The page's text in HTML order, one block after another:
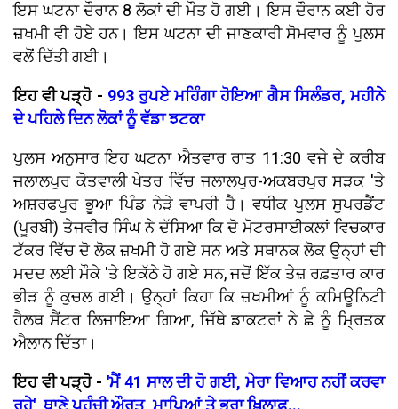
ਇਸ ਘਟਨਾ ਦੌਰਾਨ 8 ਲੋਕਾਂ ਦੀ ਮੌਤ ਹੋ ਗਈ। ਇਸ ਦੌਰਾਨ ਕਈ ਹੋਰ
ਜ਼ਖਮੀ ਵੀ ਹੋਏ ਹਨ। ਇਸ ਘਟਨਾ ਦੀ ਜਾਣਕਾਰੀ ਸੋਮਵਾਰ ਨੂੰ ਪੁਲਸ
ਵਲੋਂ ਦਿੱਤੀ ਗਈ।
ਇਹ ਵੀ ਪੜ੍ਹੋ - 993 ਰੁਪਏ ਮਹਿੰਗਾ ਹੋਇਆ ਗੈਸ ਸਿਲੰਡਰ, ਮਹੀਨੇ
ਦੇ ਪਹਿਲੇ ਦਿਨ ਲੋਕਾਂ ਨੂੰ ਵੱਡਾ ਝਟਕਾ
ਪੁਲਸ ਅਨੁਸਾਰ ਇਹ ਘਟਨਾ ਐਤਵਾਰ ਰਾਤ 11:30 ਵਜੇ ਦੇ ਕਰੀਬ
ਜਲਾਲਪੁਰ ਕੋਤਵਾਲੀ ਖੇਤਰ ਵਿੱਚ ਜਲਾਲਪੁਰ-ਅਕਬਰਪੁਰ ਸੜਕ 'ਤੇ
ਅਸ਼ਰਫਪੁਰ ਭੂਆ ਪਿੰਡ ਨੇੜੇ ਵਾਪਰੀ ਹੈ। ਵਧੀਕ ਪੁਲਸ ਸੁਪਰਡੈਂਟ
(ਪੂਰਬੀ) ਤੇਜਵੀਰ ਸਿੰਘ ਨੇ ਦੱਸਿਆ ਕਿ ਦੋ ਮੋਟਰਸਾਈਕਲਾਂ ਵਿਚਕਾਰ
ਟੱਕਰ ਵਿੱਚ ਦੋ ਲੋਕ ਜ਼ਖਮੀ ਹੋ ਗਏ ਸਨ ਅਤੇ ਸਥਾਨਕ ਲੋਕ ਉਨ੍ਹਾਂ ਦੀ
ਮਦਦ ਲਈ ਮੌਕੇ 'ਤੇ ਇਕੱਠੇ ਹੋ ਗਏ ਸਨ, ਜਦੋਂ ਇੱਕ ਤੇਜ਼ ਰਫ਼ਤਾਰ ਕਾਰ
ਭੀੜ ਨੂੰ ਕੁਚਲ ਗਈ। ਉਨ੍ਹਾਂ ਕਿਹਾ ਕਿ ਜ਼ਖਮੀਆਂ ਨੂੰ ਕਮਿਊਨਿਟੀ
ਹੈਲਥ ਸੈਂਟਰ ਲਿਜਾਇਆ ਗਿਆ, ਜਿੱਥੇ ਡਾਕਟਰਾਂ ਨੇ ਛੇ ਨੂੰ ਮ੍ਰਿਤਕ
ਐਲਾਨ ਦਿੱਤਾ।
ਇਹ ਵੀ ਪੜ੍ਹੋ - 'ਮੈਂ 41 ਸਾਲ ਦੀ ਹੋ ਗਈ, ਮੇਰਾ ਵਿਆਹ ਨਹੀਂ ਕਰਵਾ
ਰਹੇ', ਥਾਣੇ ਪਹੁੰਚੀ ਔਰਤ, ਮਾਪਿਆਂ ਤੇ ਭਰਾ ਖ਼ਿਲਾਫ਼...